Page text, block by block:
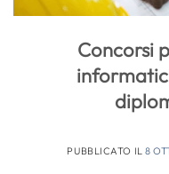
Concorsi
PUBBLICATO IL8